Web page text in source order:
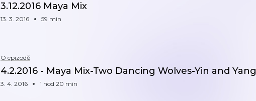
3.12.2016 Maya Mix
13. 3. 2016 59 min
O epizodě
4.2.2016 - Maya Mix-Two Dancing Wolves-Yin and Yang
3. 4. 2016 1 hod 20 min